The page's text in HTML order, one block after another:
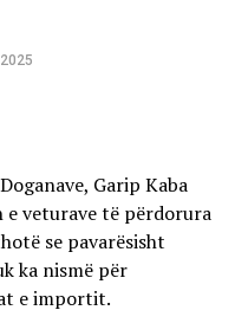
Garip Kaba
veturave të përdorura
se pavarësisht
ka nismë për
e importit.